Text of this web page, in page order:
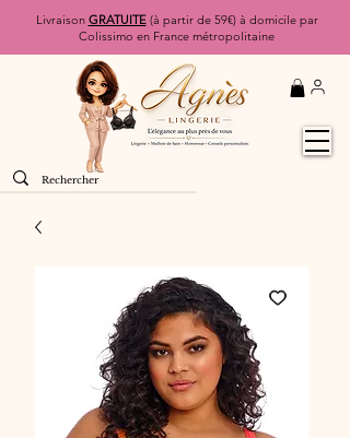
Livraison GRATUITE(à partir de 59€) à domicile par
Colissimo en France métropolitaine